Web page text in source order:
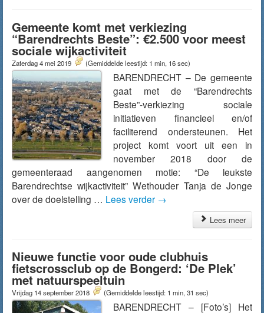
Gemeente komt met verkiezing
“Barendrechts Beste”: €2.500 voor meest
sociale wijkactiviteit
Zaterdag 4 mei 2019 (Gemiddelde leestijd: 1 min, 16 sec)
BARENDRECHT – De gemeente
gaat met de “Barendrechts
Beste”-verkiezing sociale
initiatieven financieel en/of
faciliterend ondersteunen. Het
project komt voort uit een in
november 2018 door de
gemeenteraad aangenomen motie: “De leukste
Barendrechtse wijkactiviteit” Wethouder Tanja de Jonge
over de doelstelling … Lees verder →
Lees meer
Nieuwe functie voor oude clubhuis
fietscrossclub op de Bongerd: ‘De Plek’
met natuurspeeltuin
Vrijdag 14 september 2018 (Gemiddelde leestijd: 1 min, 31 sec)
BARENDRECHT – [Foto’s] Het